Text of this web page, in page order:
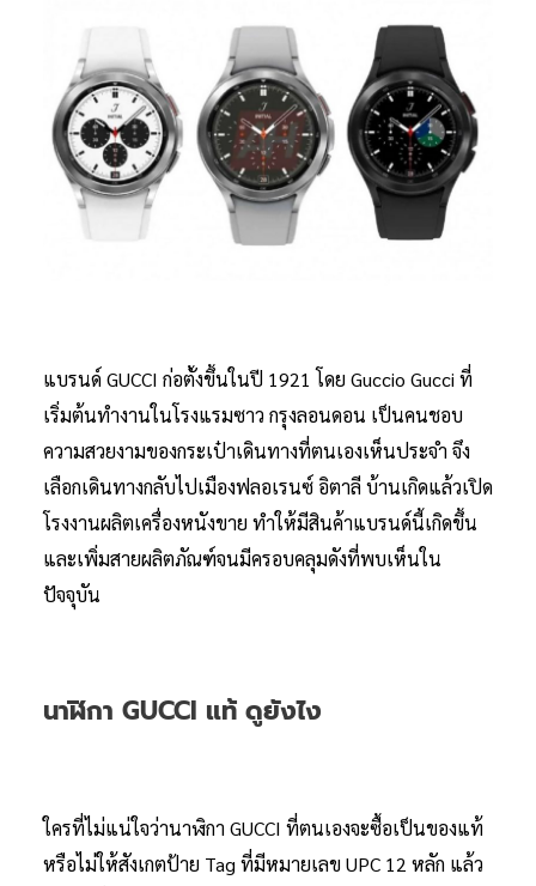
แบรนด์ GUCCI ก่อตั้งขึ้นในปี 1921 โดย Guccio Gucci ที่
เริ่มต้นทำงานในโรงแรมซาว กรุงลอนดอน เป็นคนชอบ
ความสวยงามของกระเป๋าเดินทางที่ตนเองเห็นประจำ จึง
เลือกเดินทางกลับไปเมืองฟลอเรนซ์ อิตาลี บ้านเกิดแล้วเปิด
โรงงานผลิตเครื่องหนังขาย ทำให้มีสินค้าแบรนด์นี้เกิดขึ้น
และเพิ่มสายผลิตภัณฑ์จนมีครอบคลุมดังที่พบเห็นใน
ปัจจุบัน
นาฬิกา GUCCI แท้ ดูยังไง
ใครที่ไม่แน่ใจว่านาฬิกา GUCCI ที่ตนเองจะซื้อเป็นของแท้
หรือไม่ให้สังเกตป้าย Tag ที่มีหมายเลข UPC 12 หลัก แล้ว